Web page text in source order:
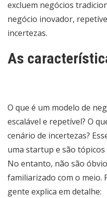
excluem negócios
negócio inovador,
incertezas.
As
O que é um modelo de
escalável e repetível? O
cenário de incertezas?
uma startup e são
No entanto, não são
familiarizado com o meio.
gente explica em detalhe: